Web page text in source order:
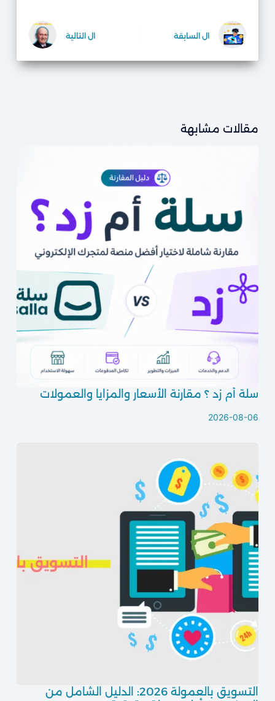
الالسابقة ال التالية
مقالات مشابهة
سلة أم زد ؟ مقارنة الأسعار والمزايا والعمولات
2026-08-06
التسويق بالعمولة 2026: الدليل الشامل من